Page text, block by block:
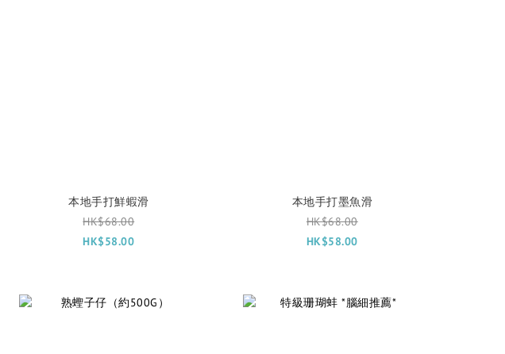
本地手打鮮蝦滑
HK$68.00
HK$58.00
本地手打墨魚滑
HK$68.00
HK$58.00